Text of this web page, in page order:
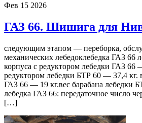
Фев 15 2026
ГАЗ 66. Шишига для
следующим этапом — переборка,
механических лебедоклебедка ГАЗ 66
корпуса с редуктором лебедки ГАЗ 66
редуктором лебедки БТР 60 — 37,4 кг.
ГАЗ 66 — 19 кг.вес барабана лебедки
лебедка ГАЗ 66: передаточное число
[…]